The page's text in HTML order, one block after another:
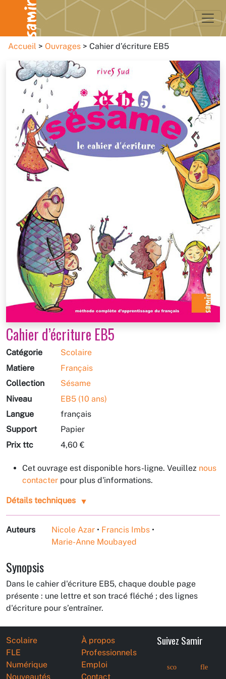
Accueil Ouvrages Cahier d’écriture EB5
Cahier d’écriture EB5
Catégorie
Scolaire
Matière
Français
Collection
Sésame
Niveau
EB5 (10 ans)
Langue
français
Support
Papier
Prix ttc
4,60 €
Cet ouvrage est disponible hors-ligne. Veuillez nous
contacter pour plus d'informations.
Détails techniques
Auteurs Nicole Azar • Francis Imbs •
Marie-Anne Moubayed
Synopsis
Dans le cahier d'écriture EB5, chaque double page
présente : une lettre et son tracé fléché ; des lignes
d'écriture pour s’entraîner.
Scolaire
FLE
Numérique
Nouveautés
À propos
Professionnels
Emploi
Contact
Suivez Samir
sco fle